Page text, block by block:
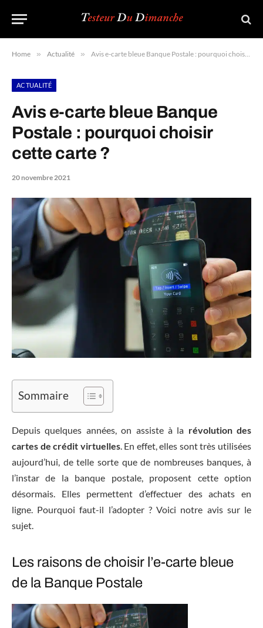
Home » Actualité » Avis e-carte bleue Banque Postale : pourquoi choisir cette carte ?
ACTUALITÉ
Avis e-carte bleue Banque
Postale : pourquoi choisir
cette carte ?
20 novembre 2021
Sommaire
Depuis quelques années, on assiste à la révolution des
cartes de crédit virtuelles. En effet, elles sont très utilisées
aujourd’hui, de telle sorte que de nombreuses banques, à
l’instar de la banque postale, proposent cette option
désormais. Elles permettent d’effectuer des achats en
ligne. Pourquoi faut-il l’adopter ? Voici notre avis sur le
sujet.
Les raisons de choisir l’e-carte bleue
de la Banque Postale